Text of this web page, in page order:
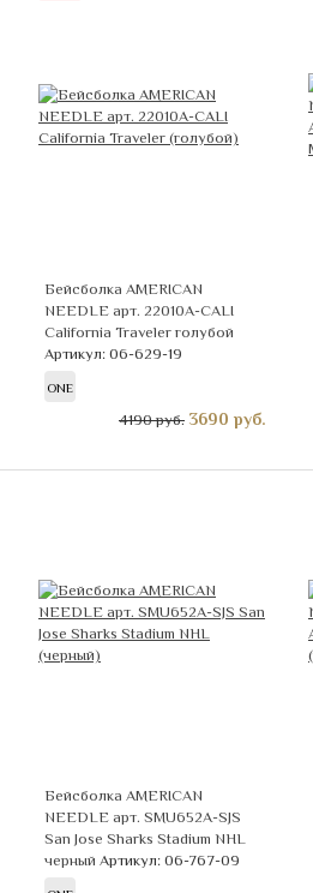
Бейсболка AMERICAN
NEEDLE арт. 22010A-CALI
California Traveler голубой
Артикул: 06-629-19
ONE
4190 руб. 3690 руб.
Бейсболка AMERICAN
NEEDLE арт. SMU652A-SJS
San Jose Sharks Stadium NHL
черный Артикул: 06-767-09